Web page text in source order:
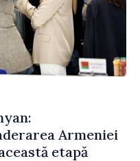
Armeniei
etapă